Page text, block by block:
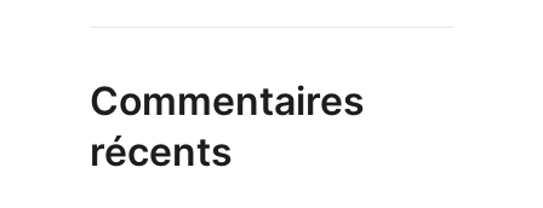
Commentaires
récents